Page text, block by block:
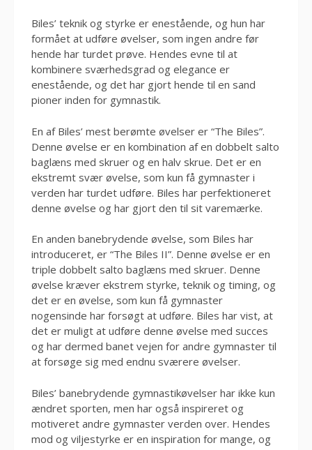
Biles’ teknik og styrke er enestående, og hun har
formået at udføre øvelser, som ingen andre før
hende har turdet prøve. Hendes evne til at
kombinere sværhedsgrad og elegance er
enestående, og det har gjort hende til en sand
pioner inden for gymnastik.
En af Biles’ mest berømte øvelser er “The Biles”.
Denne øvelse er en kombination af en dobbelt salto
baglæns med skruer og en halv skrue. Det er en
ekstremt svær øvelse, som kun få gymnaster i
verden har turdet udføre. Biles har perfektioneret
denne øvelse og har gjort den til sit varemærke.
En anden banebrydende øvelse, som Biles har
introduceret, er “The Biles II”. Denne øvelse er en
triple dobbelt salto baglæns med skruer. Denne
øvelse kræver ekstrem styrke, teknik og timing, og
det er en øvelse, som kun få gymnaster
nogensinde har forsøgt at udføre. Biles har vist, at
det er muligt at udføre denne øvelse med succes
og har dermed banet vejen for andre gymnaster til
at forsøge sig med endnu sværere øvelser.
Biles’ banebrydende gymnastikøvelser har ikke kun
ændret sporten, men har også inspireret og
motiveret andre gymnaster verden over. Hendes
mod og viljestyrke er en inspiration for mange, og